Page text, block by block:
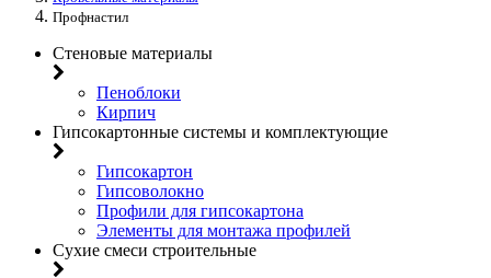
Профнастил
Стеновые материалы
Пеноблоки
Кирпич
Гипсокартонные системы и комплектующие
Гипсокартон
Гипсоволокно
Профили для гипсокартона
Элементы для монтажа профилей
Сухие смеси строительные